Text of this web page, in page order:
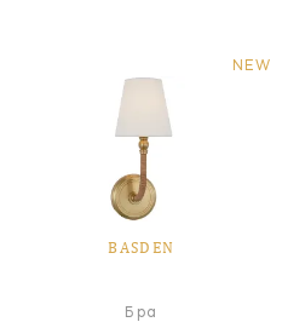
NEW
BASDEN
Бра